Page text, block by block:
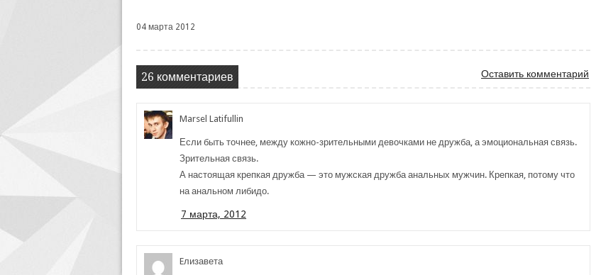
04 марта 2012
26 комментариев Оставить комментарий
Marsel Latifullin
Если быть точнее, между кожно-зрительными девочками не дружба, а эмоциональная связь.
Зрительная связь.
А настоящая крепкая дружба — это мужская дружба анальных мужчин. Крепкая, потому что
на анальном либидо.
7 марта, 2012
Eлизавета